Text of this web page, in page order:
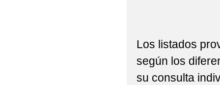
Los listados
según los
su consulta